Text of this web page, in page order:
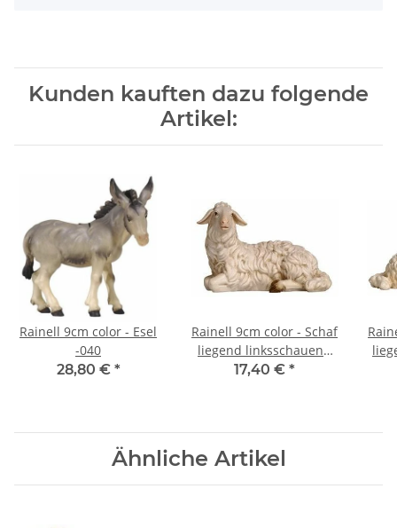
Kunden kauften dazu folgende
Artikel:
Rainell 9cm color - Esel
-040
28,80 € *
Rainell 9cm color - Schaf
liegend linksschauend
-252
17,40 € *
Ähnliche Artikel